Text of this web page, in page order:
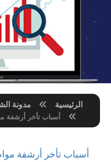
الرئيسية مدونة
أسباب تأخر أرشفة
أسباب تأخر أرشفة